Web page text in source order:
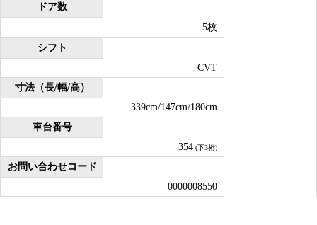
ドア数
5枚
シフト
CVT
寸法（長/幅/高）
339cm/147cm/180cm
車台番号
354 (下3桁)
お問い合わせコード
0000008550